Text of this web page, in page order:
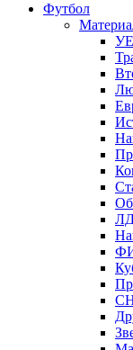
Футбол